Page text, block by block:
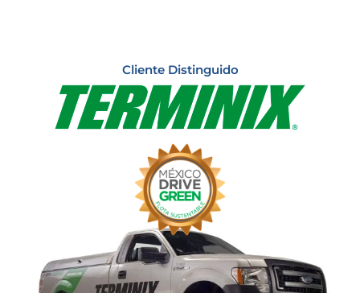
Cliente Distinguido